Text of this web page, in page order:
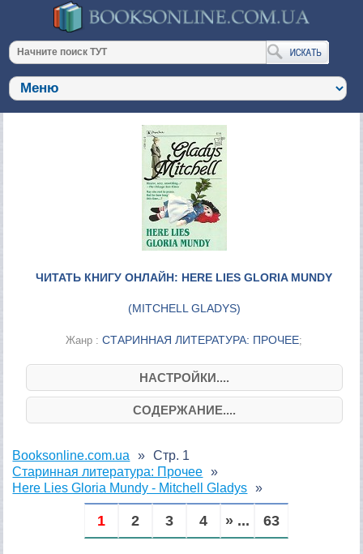
ЧИТАТЬ КНИГУ ОНЛАЙН: HERE LIES GLORIA MUNDY
(MITCHELL GLADYS)
Жанр :СТАРИННАЯ ЛИТЕРАТУРА: ПРОЧЕЕ;
НАСТРОЙКИ....
СОДЕРЖАНИЕ....
Booksonline.com.ua
Старинная литература: Прочее
Here Lies Gloria Mundy - Mitchell Gladys
Стр. 1
1 2 3 4 » ... 63